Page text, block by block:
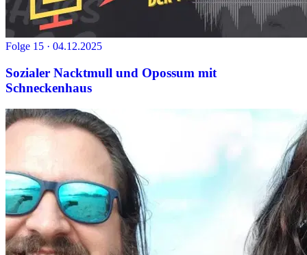
Folge 15 · 04.12.2025
Sozialer Nacktmull und Opossum mit
Schneckenhaus